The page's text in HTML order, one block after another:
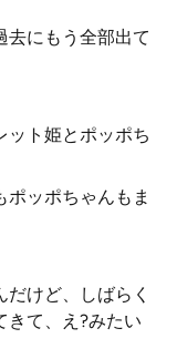
去にもう全部出て
ット姫とポッポち
ッポちゃんもま
けど、しばらく
きて、え?みたい